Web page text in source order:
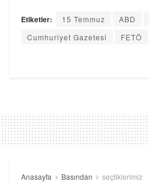
Etiketler: 15 Temmuz ABD
Cumhuriyet Gazetesi
FETÖ
Anasayfa Basından seçtiklerimiz